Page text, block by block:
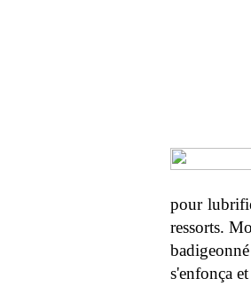
pour
ressorts.
s'enfonça